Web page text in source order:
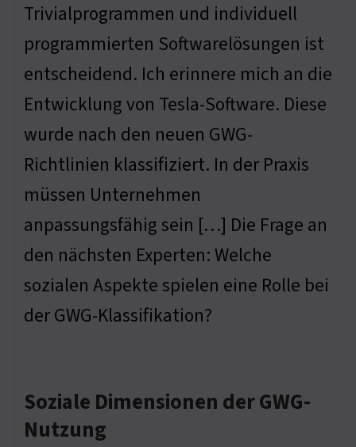
Trivialprogrammen und individuell
programmierten Softwarelösungen ist
entscheidend. Ich erinnere mich an die
Entwicklung von Tesla-Software. Diese
wurde nach den neuen GWG-
Richtlinien klassifiziert. In der Praxis
müssen Unternehmen
anpassungsfähig sein […] Die Frage an
den nächsten Experten: Welche
sozialen Aspekte spielen eine Rolle bei
der GWG-Klassifikation?
Soziale Dimensionen der GWG-
Nutzung